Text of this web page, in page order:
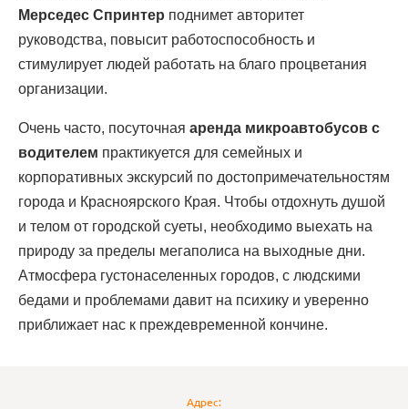
Мерседес Спринтер поднимет авторитет
руководства, повысит работоспособность и
стимулирует людей работать на благо процветания
организации.
Очень часто, посуточная аренда микроавтобусов с
водителем практикуется для семейных и
корпоративных экскурсий по достопримечательностям
города и Красноярского Края. Чтобы отдохнуть душой
и телом от городской суеты, необходимо выехать на
природу за пределы мегаполиса на выходные дни.
Атмосфера густонаселенных городов, с людскими
бедами и проблемами давит на психику и уверенно
приближает нас к преждевременной кончине.
Адрес: